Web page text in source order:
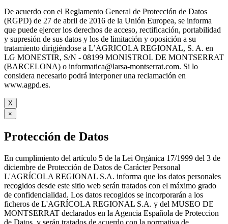
De acuerdo con el Reglamento General de Protección de Datos
(RGPD) de 27 de abril de 2016 de la Unión Europea, se informa
que puede ejercer los derechos de acceso, rectificación, portabilidad
y supresión de sus datos y los de limitación y oposición a su
tratamiento dirigiéndose a L’AGRICOLA REGIONAL, S. A. en
LG MONESTIR, S/N - 08199 MONISTROL DE MONTSERRAT
(BARCELONA) o informatica@larsa-montserrat.com. Si lo
considera necesario podrá interponer una reclamación en
www.agpd.es.
X
×
Protección de Datos
En cumplimiento del artículo 5 de la Lei Orgánica 17/1999 del 3 de
diciembre de Protección de Datos de Carácter Personal
L'AGRÍCOLA REGIONAL S.A. informa que los datos personales
recogidos desde este sitio web serán tratados con el máximo grado
de confidencialidad. Los datos recogidos se incorporarán a los
ficheros de L'AGRÍCOLA REGIONAL S.A. y del MUSEO DE
MONTSERRAT declarados en la Agencia Española de Proteccion